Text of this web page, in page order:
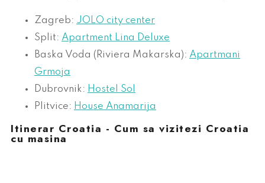
Zagreb: JOLO city center
Split: Apartment Lina Deluxe
Baska Voda (Riviera Makarska): Apartmani
Grmoja
Dubrovnik: Hostel Sol
Plitvice: House Anamarija
Itinerar Croatia - Cum sa vizitezi Croatia
cu masina